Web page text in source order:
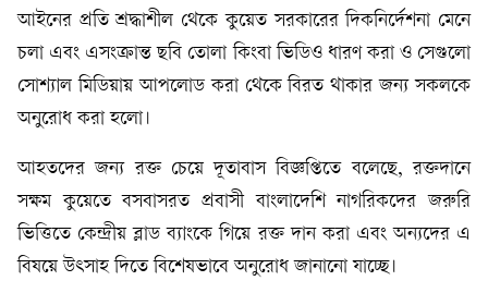
আইনের প্রতি শ্রদ্ধাশীল থেকে কুয়েত সরকারের দিকনির্দেশনা মেনে
চলা এবং এসংক্রান্ত ছবি তোলা কিংবা ভিডিও ধারণ করা ও সেগুলো
সোশ্যাল মিডিয়ায় আপলোড করা থেকে বিরত থাকার জন্য সকলকে
অনুরোধ করা হলো।
আহতদের জন্য রক্ত চেয়ে দূতাবাস বিজ্ঞপ্তিতে বলেছে, রক্তদানে
সক্ষম কুয়েতে বসবাসরত প্রবাসী বাংলাদেশি নাগরিকদের জরুরি
ভিত্তিতে কেন্দ্রীয় ব্লাড ব্যাংকে গিয়ে রক্ত দান করা এবং অন্যদের এ
বিষয়ে উৎসাহ দিতে বিশেষভাবে অনুরোধ জানানো যাচ্ছে।